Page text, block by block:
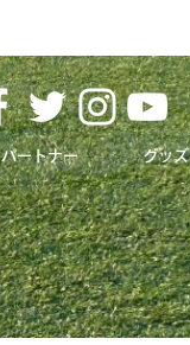
パートナー グッズ
​ホームタウン